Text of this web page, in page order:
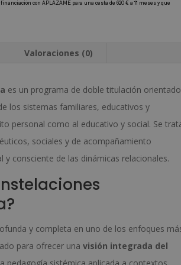
Valoraciones (0)
es un programa de doble titulación orientado
los sistemas familiares, educativos y
personal como al educativo y social. Se
sociales y de acompañamiento
consciente de las dinámicas relacionales.
y completa en uno de los enfoques
para ofrecer una visión integrada del